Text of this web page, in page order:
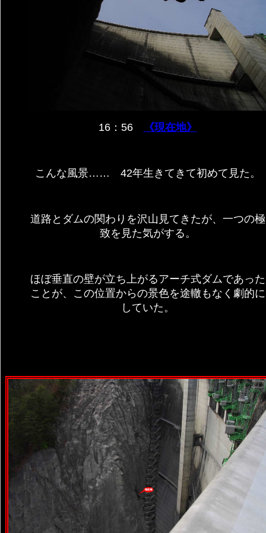
16：56 《現在地》
こんな風景…… 42年生きてきて初めて見た。
道路とダムの関わりを沢山見てきたが、一つの極
致を見た気がする。
ほぼ垂直の壁が立ち上がるアーチ式ダムであった
ことが、この位置からの景色を途轍もなく劇的に
していた。